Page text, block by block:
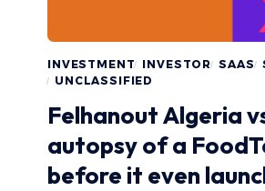
INVESTMENT INVESTOR SAAS
UNCLASSIFIED
Felhanout Algeria
autopsy of a
before it even